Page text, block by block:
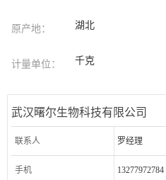
原产地： 湖北
计量单位： 千克
武汉曙尔生物科技有限公司
联系人 罗经理
手机 13277972784